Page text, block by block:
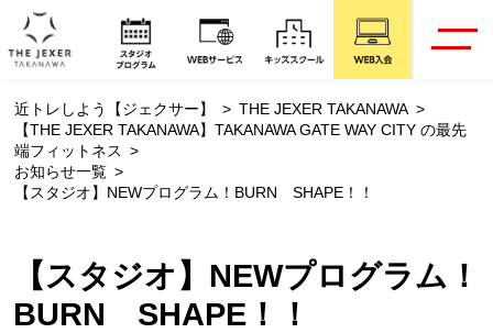
近トレしよう【ジェクサー】
THE JEXER TAKANAWA
【THE JEXER TAKANAWA】TAKANAWA GATE WAY CITY の最先
端フィットネス
お知らせ一覧
【スタジオ】NEWプログラム！BURN SHAPE！！
【スタジオ】NEWプログラム！
BURN SHAPE！！